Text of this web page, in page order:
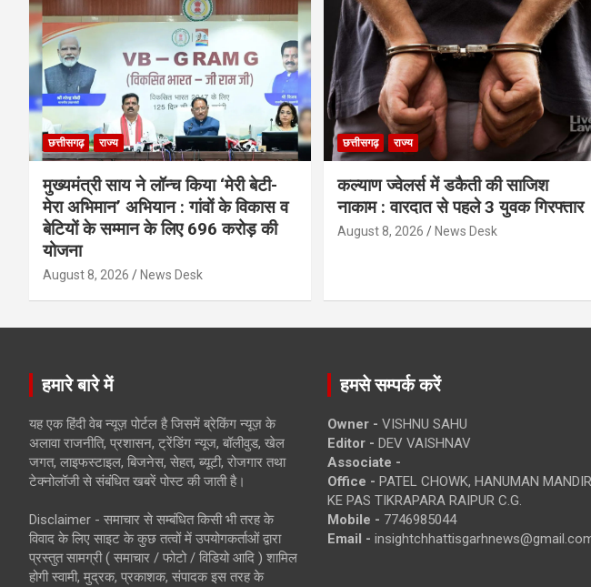
छत्तीसगढ़ राज्य
मुख्यमंत्री साय ने लॉन्च किया ‘मेरी बेटी-
मेरा अभिमान’ अभियान : गांवों के विकास व
बेटियों के सम्मान के लिए 696 करोड़ की
योजना
August 8, 2026 News Desk
छत्तीसगढ़ राज्य
कल्याण ज्वेलर्स में डकैती की साजिश
नाकाम : वारदात से पहले 3 युवक गिरफ्तार
August 8, 2026 News Desk
हमारे बारे में
यह एक हिंदी वेब न्यूज़ पोर्टल है जिसमें ब्रेकिंग न्यूज़ के
अलावा राजनीति, प्रशासन, ट्रेंडिंग न्यूज, बॉलीवुड, खेल
जगत, लाइफस्टाइल, बिजनेस, सेहत, ब्यूटी, रोजगार तथा
टेक्नोलॉजी से संबंधित खबरें पोस्ट की जाती है।
Disclaimer - समाचार से सम्बंधित किसी भी तरह के
विवाद के लिए साइट के कुछ तत्वों में उपयोगकर्ताओं द्वारा
प्रस्तुत सामग्री ( समाचार / फोटो / विडियो आदि ) शामिल
होगी स्वामी, मुद्रक, प्रकाशक, संपादक इस तरह के
हमसे सम्पर्क करें
Owner - VISHNU SAHU
Editor - DEV VAISHNAV
Associate -
Office - PATEL CHOWK, HANUMAN MANDIR
KE PAS TIKRAPARA RAIPUR C.G.
Mobile - 7746985044
Email -